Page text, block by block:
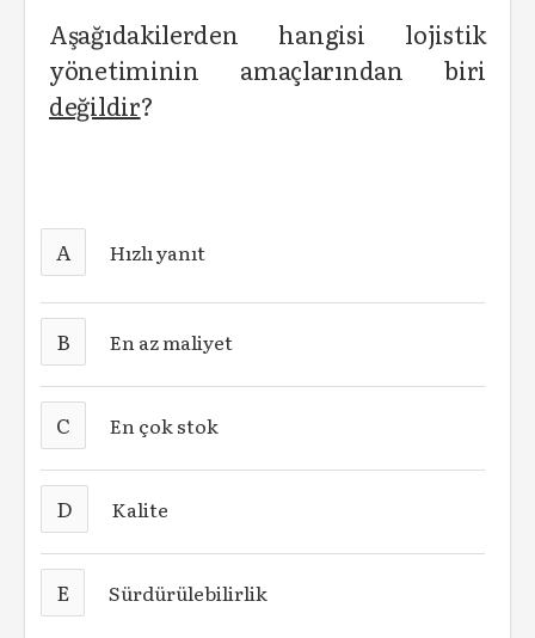
Aşağıdakilerden hangisi lojistik
yönetiminin amaçlarından biri
değildir?
A Hızlı yanıt
B En az maliyet
C En çok stok
D Kalite
E Sürdürülebilirlik